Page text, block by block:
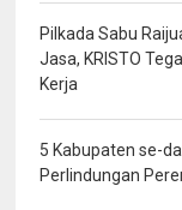
Pilkada Sabu
Jasa, KRISTO
Kerja
5 Kabupaten se-
Perlindungan